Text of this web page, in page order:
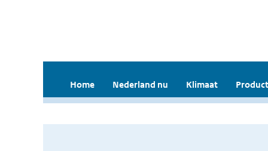
Home Nederland nu Klimaat